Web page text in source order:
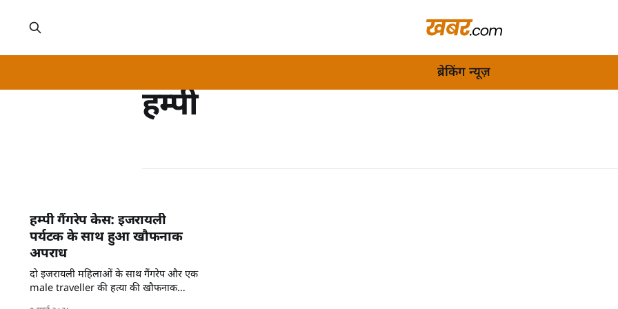
ब्रेकिंग न्यूज़
हम्पी
हम्पी गैंगरेप केस: इजरायली
पर्यटक के साथ हुआ खौफनाक
अपराध
दो इजरायली महिलाओं के साथ गैंगरेप और एक
male traveller की हत्या की खौफनाक
कहानी, जो हर किसी को हिला देगी।